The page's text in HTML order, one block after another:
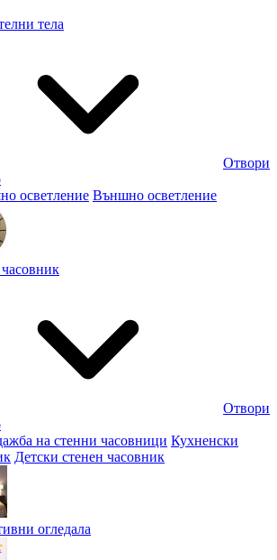
тела
Отвори
осветление Външно осветление
Отвори
на стенни часовници Кухненски
Детски стенен часовник
огледала